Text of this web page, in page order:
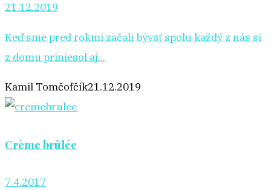
21.12.2019
Keď sme pred rokmi začali bývať spolu každý z nás si
z domu priniesol aj...
Kamil Tomčofčík21.12.2019
Crème brûlée
7.4.2017